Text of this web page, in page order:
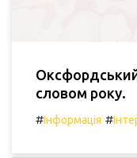
словом року.
#Інформація #